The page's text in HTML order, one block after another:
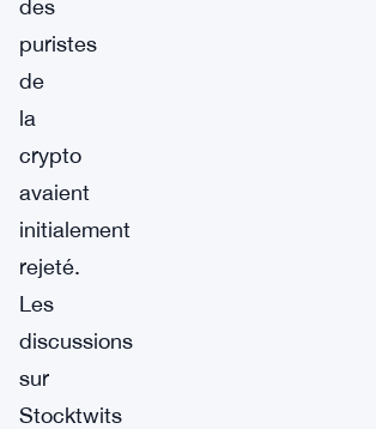
des
puristes
de
la
crypto
avaient
initialement
rejeté.
Les
discussions
sur
Stocktwits